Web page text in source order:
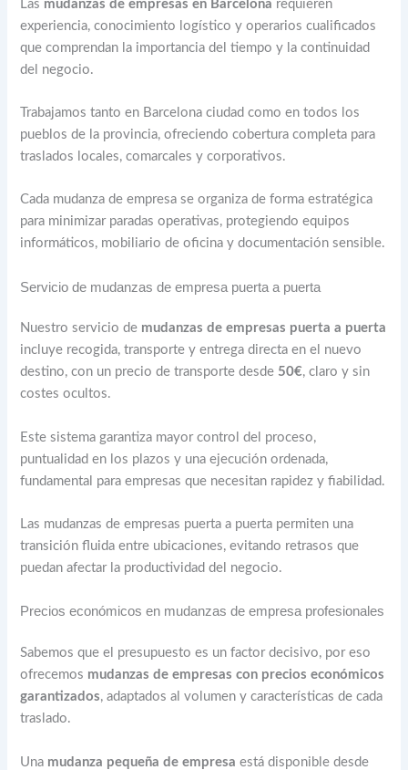
Las mudanzas de empresas en Barcelona requieren
experiencia, conocimiento logístico y operarios cualificados
que comprendan la importancia del tiempo y la continuidad
del negocio.
Trabajamos tanto en Barcelona ciudad como en todos los
pueblos de la provincia, ofreciendo cobertura completa para
traslados locales, comarcales y corporativos.
Cada mudanza de empresa se organiza de forma estratégica
para minimizar paradas operativas, protegiendo equipos
informáticos, mobiliario de oficina y documentación sensible.
Servicio de mudanzas de empresa puerta a puerta
Nuestro servicio de mudanzas de empresas puerta a puerta
incluye recogida, transporte y entrega directa en el nuevo
destino, con un precio de transporte desde 50€, claro y sin
costes ocultos.
Este sistema garantiza mayor control del proceso,
puntualidad en los plazos y una ejecución ordenada,
fundamental para empresas que necesitan rapidez y fiabilidad.
Las mudanzas de empresas puerta a puerta permiten una
transición fluida entre ubicaciones, evitando retrasos que
puedan afectar la productividad del negocio.
Precios económicos en mudanzas de empresa profesionales
Sabemos que el presupuesto es un factor decisivo, por eso
ofrecemos mudanzas de empresas con precios económicos
garantizados, adaptados al volumen y características de cada
traslado.
Una mudanza pequeña de empresa está disponible desde